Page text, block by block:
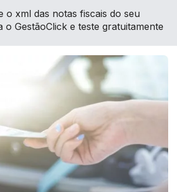
o xml das notas fiscais do seu
o GestãoClick e teste gratuitamente